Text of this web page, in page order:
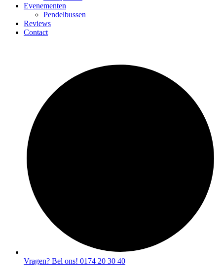
Evenementen
Pendelbussen
Reviews
Contact
Vragen? Bel ons! 0174 20 30 40